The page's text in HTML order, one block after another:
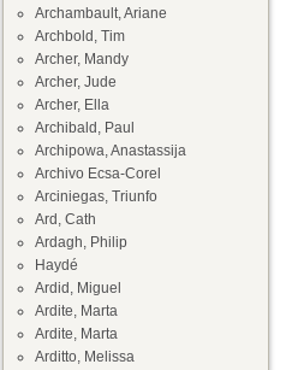
Archambault, Ariane
Archbold, Tim
Archer, Mandy
Archer, Jude
Archer, Ella
Archibald, Paul
Archipowa, Anastassija
Archivo Ecsa-Corel
Arciniegas, Triunfo
Ard, Cath
Ardagh, Philip
Haydé
Ardid, Miguel
Ardite, Marta
Ardite, Marta
Arditto, Melissa